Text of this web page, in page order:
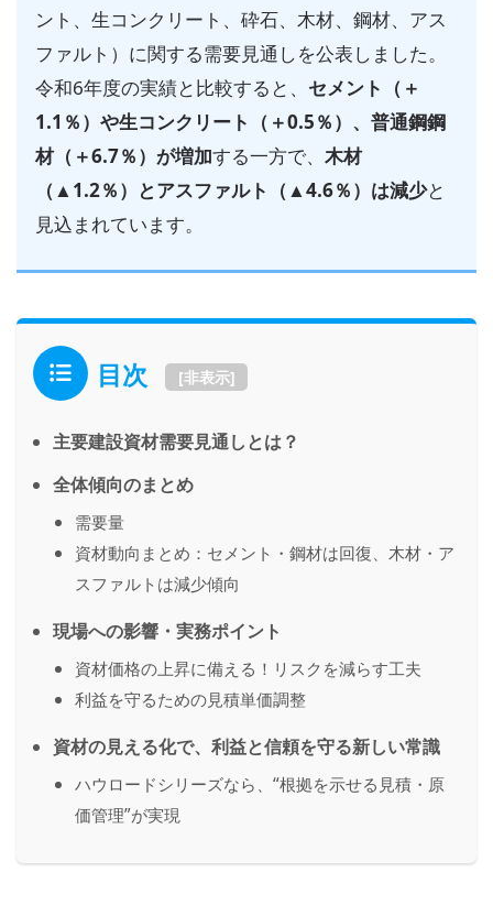
ント、生コンクリート、砕石、木材、鋼材、アス
ファルト）に関する需要見通しを公表しました。
令和6年度の実績と比較すると、 セメント（＋
1.1％）や生コンクリート（＋0.5％）、普通鋼鋼
材（＋6.7％）が増加する一方で、木材
（▲1.2％）とアスファルト（▲4.6％）は減少と
見込まれています。
目次 [非表示]
主要建設資材需要見通しとは？
全体傾向のまとめ
需要量
資材動向まとめ：セメント・鋼材は回復、木材・ア
スファルトは減少傾向
現場への影響・実務ポイント
資材価格の上昇に備える！リスクを減らす工夫
利益を守るための見積単価調整
資材の見える化で、利益と信頼を守る新しい常識
ハウロードシリーズなら、“根拠を示せる見積・原
価管理”が実現